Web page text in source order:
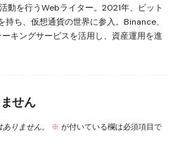
動を行うWebライター。2021年、ビット
ち、仮想通貨の世界に参入。Binance、
キングサービスを活用し、資産運用を進
せん
りません。 ※ が付いている欄は必須項目で